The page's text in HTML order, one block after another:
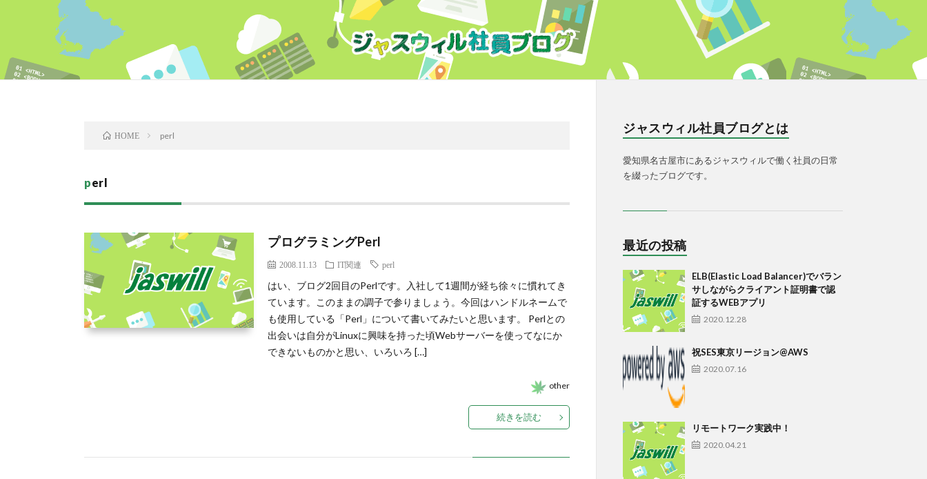
HOME perl
perl
プログラミングPerl
2008.11.13 IT関連 perl
はい、ブログ2回目のPerlです。入社して1週間が経ち徐々に慣れてき
ています。このままの調子で参りましょう。今回はハンドルネームで
も使用している「Perl」について書いてみたいと思います。 Perlとの
出会いは自分がLinuxに興味を持った頃Webサーバーを使ってなにか
できないものかと思い、いろいろ […]
other
続きを読む
ジャスウィル社員ブログとは
愛知県名古屋市にあるジャスウィルで働く社員の日常
を綴ったブログです。
最近の投稿
ELB(Elastic Load Balancer)でバラン
サしながらクライアント証明書で認
証するWEBアプリ
2020.12.28
祝SES東京リージョン@AWS
2020.07.16
リモートワーク実践中！
2020.04.21